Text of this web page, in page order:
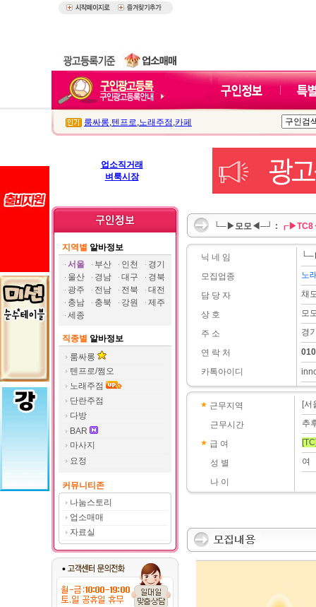
룸싸롱,텐프로,노래주점 ,카페
업소직거래
벼룩시장
지역별 알바정보
서울
부산 인천
경기
울산
경남 대구
경북
광주
전남 전북
대전
충남
충북 강원
제주
세종
직종별 알바정보
룸싸롱
텐프로/쩜오
노래주점
단란주점
다방
BAR
마사지
요정
커뮤니티존
나눔스토리
업소매매
자료실
└─▶모모◀─┘ :
닉 네 임
모집업종
담 당 자
상 호
주 소
연 락 처
카톡아이디
노
채
모
경
근무지역
근무시간
급 여
성 별
나 이
[서
추
여